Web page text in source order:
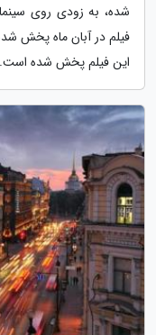
شده، به زودی روی
این فیلم پخش شده است.